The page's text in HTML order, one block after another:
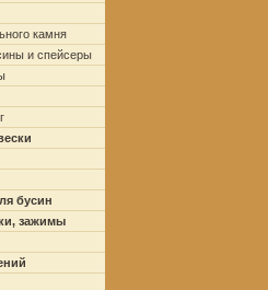
камня
и спейсеры
бусин
зажимы